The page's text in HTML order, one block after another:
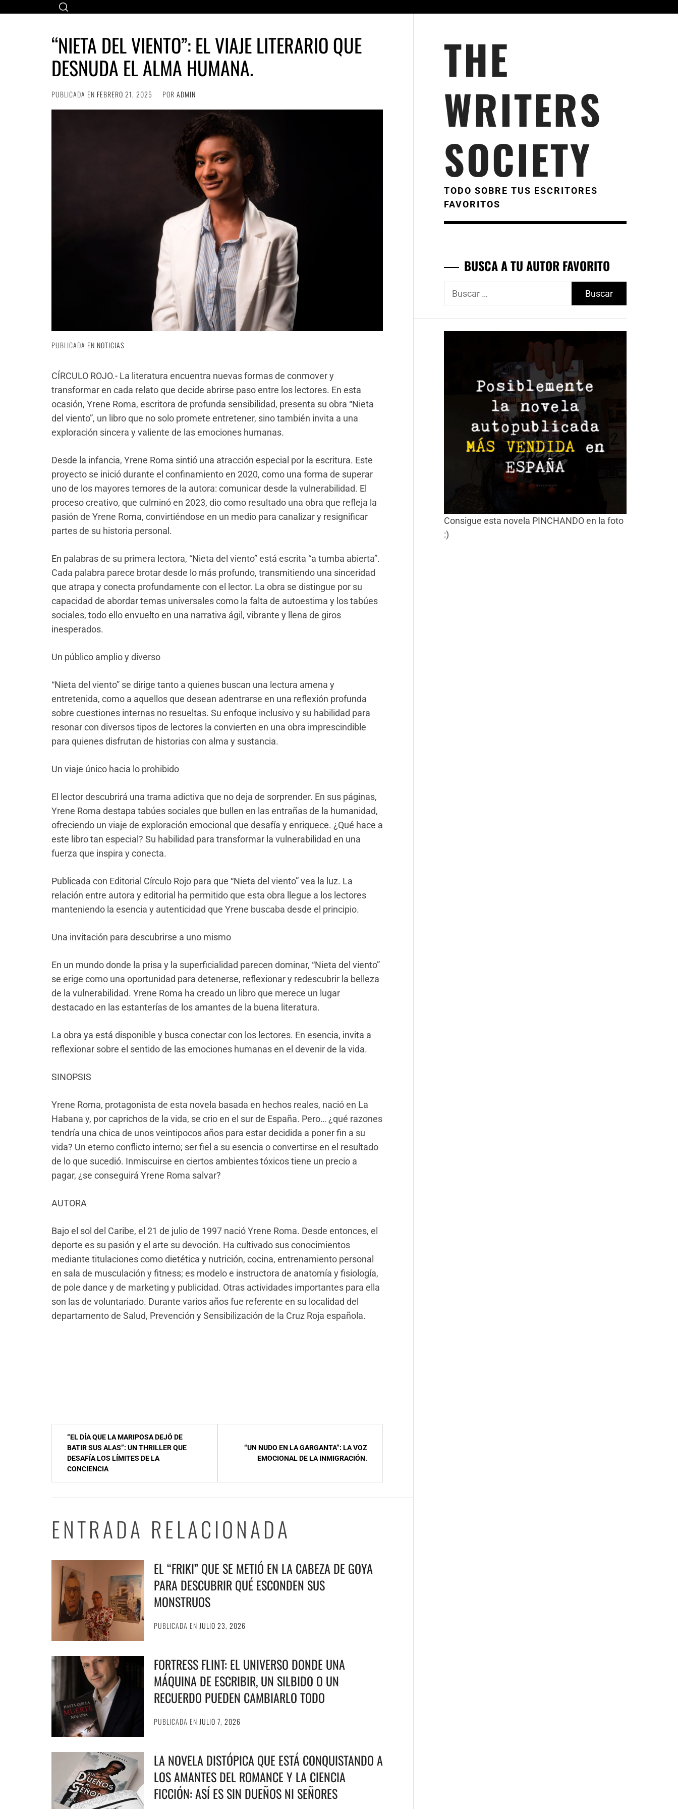
“NIETA DEL VIENTO”: EL VIAJE LITERARIO QUE
DESNUDA EL ALMA HUMANA.
PUBLICADA EN FEBRERO 21, 2025 POR ADMIN
PUBLICADA EN NOTICIAS
CÍRCULO ROJO.- La literatura encuentra nuevas formas de conmover y
transformar en cada relato que decide abrirse paso entre los lectores. En esta
ocasión, Yrene Roma, escritora de profunda sensibilidad, presenta su obra “Nieta
del viento”, un libro que no solo promete entretener, sino también invita a una
exploración sincera y valiente de las emociones humanas.
Desde la infancia, Yrene Roma sintió una atracción especial por la escritura. Este
proyecto se inició durante el confinamiento en 2020, como una forma de superar
uno de los mayores temores de la autora: comunicar desde la vulnerabilidad. El
proceso creativo, que culminóen 2023, dio como resultado una obra que refleja la
pasión de Yrene Roma, convirtiéndose en un medio para canalizar y resignificar
partes de su historia personal.
En palabras de su primera lectora, “Nieta del viento” está escrita “a tumba abierta”.
Cada palabra parece brotar desde lo más profundo, transmitiendo una sinceridad
que atrapa y conecta profundamente con el lector. La obra se distingue por su
capacidad de abordar temas universales como la falta de autoestima y los tabúes
sociales, todo ello envuelto en una narrativa ágil, vibrante y llena de giros
inesperados.
Un público amplio y diverso
“Nieta del viento” se dirige tanto a quienes buscan una lectura amena y
entretenida, como a aquellos que desean adentrarse en una reflexión profunda
sobre cuestiones internas no resueltas. Su enfoque inclusivo y su habilidad para
resonar con diversos tipos de lectores la convierten en una obra imprescindible
para quienes disfrutan de historias con alma y sustancia.
Un viaje único hacia lo prohibido
El lector descubrirá una trama adictiva que no deja de sorprender. En sus páginas,
Yrene Roma destapa tabúes sociales que bullen en las entrañas de la humanidad,
ofreciendo un viaje de exploración emocional que desafía y enriquece. ¿Qué hace a
este libro tan especial? Su habilidad para transformar la vulnerabilidad en una
fuerza que inspira y conecta.
Publicada con Editorial Círculo Rojo para que “Nieta del viento” vea la luz. La
relación entre autora y editorial ha permitido que esta obra llegue a los lectores
manteniendo la esencia y autenticidad que Yrene buscaba desde el principio.
Una invitación para descubrirse a uno mismo
En un mundo donde la prisa y la superficialidad parecen dominar, “Nieta del viento”
se erige como una oportunidad para detenerse, reflexionar y redescubrir la belleza
de la vulnerabilidad. Yrene Roma ha creado un libro que merece un lugar
destacado en las estanterías de los amantes de la buena literatura.
La obra ya está disponible y busca conectar con los lectores. En esencia, invita a
reflexionar sobre el sentido de las emociones humanas en el devenir de la vida.
SINOPSIS
Yrene Roma, protagonista de esta novela basada en hechos reales, nació en La
Habana y, por caprichos de la vida, se crio en el sur de España. Pero… ¿qué razones
tendría una chica de unos veintipocos años para estar decidida a poner fin a su
vida? Un eterno conflicto interno; ser fiel a su esencia o convertirse en el resultado
de lo que sucedió. Inmiscuirse en ciertos ambientes tóxicos tiene un precio a
pagar, ¿se conseguirá Yrene Roma salvar?
AUTORA
Bajo el sol del Caribe, el 21 de julio de 1997 nació Yrene Roma. Desde entonces, el
deporte es su pasión y el arte su devoción. Ha cultivado sus conocimientos
mediante titulaciones como dietética y nutrición, cocina, entrenamiento personal
en sala de musculación y fitness; es modelo e instructora de anatomía y fisiología,
de pole dance y de marketing y publicidad. Otras actividades importantes para ella
son las de voluntariado. Durante varios años fue referente en su localidad del
departamento de Salud, Prevención y Sensibilización de la Cruz Roja española.
Navegación
entradas
“EL DÍA QUE LA MARIPOSA DEJÓ DE
BATIR SUS ALAS”: UN THRILLER QUE
DESAFÍA LOS LÍMITES DE LA
CONCIENCIA
“UN NUDO EN LA GARGANTA”: LA VOZ
EMOCIONAL DE LA INMIGRACIÓN.
ENTRADA RELACIONADA
EL “FRIKI” QUE SE METIÓ EN LA CABEZA DE GOYA
PARA DESCUBRIR QUÉ ESCONDEN SUS
MONSTRUOS
PUBLICADA EN JULIO 23, 2026
FORTRESS FLINT: EL UNIVERSO DONDE UNA
MÁQUINA DE ESCRIBIR, UN SILBIDO O UN
RECUERDO PUEDEN CAMBIARLO TODO
PUBLICADA EN JULIO 7, 2026
LA NOVELA DISTÓPICA QUE ESTÁ CONQUISTANDO A
LOS AMANTES DEL ROMANCE Y LA CIENCIA
FICCIÓN: ASÍ ES SIN DUEÑOS NI SEÑORES
THE
WRITERS
SOCIETY
TODO SOBRE TUS ESCRITORES
FAVORITOS
BUSCA A TU AUTOR FAVORITO
Buscar:
Consigue esta novela PINCHANDO en la foto
:)